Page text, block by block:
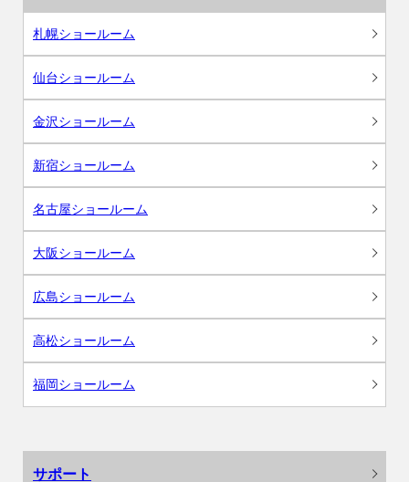
札幌ショールーム
仙台ショールーム
金沢ショールーム
新宿ショールーム
名古屋ショールーム
大阪ショールーム
広島ショールーム
高松ショールーム
福岡ショールーム
サポート